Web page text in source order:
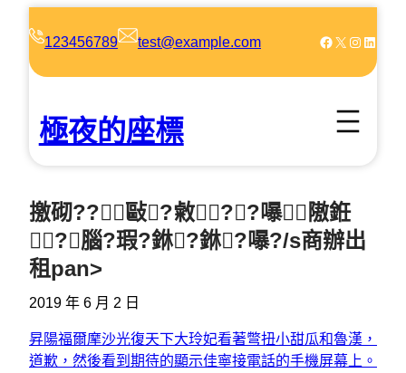
123456789 test@example.com Facebook X Instagram LinkedIn
極夜的座標
撽砌??敺?敹??嚗隞銋
?腦?瑕?銝?銝?嚗?/s商辦出
租pan>
2019 年 6 月 2 日
昇陽福爾摩沙光復天下大玲妃看著彆扭小甜瓜和魯漢，
道歉，然後看到期待的顯示佳寧接電話的手機屏幕上。